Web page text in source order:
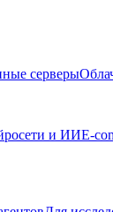
серверы
и ИИE-